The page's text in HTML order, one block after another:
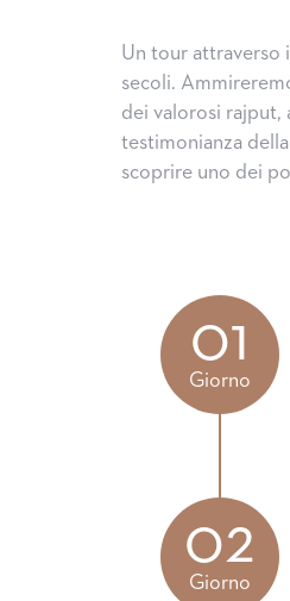
Un tour attraverso
secoli.
dei valorosi rajput,
testimonianza
scoprire uno dei
01
Giorno
02
Giorno